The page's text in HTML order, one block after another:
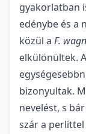
gyakorlatban
edénybe és a
közül a F.
elkülönültek.
bizonyultak.
nevelést, s
szár a